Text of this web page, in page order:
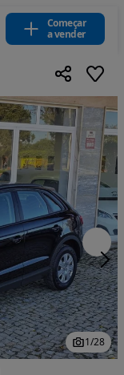
Começar
a vender
1/28